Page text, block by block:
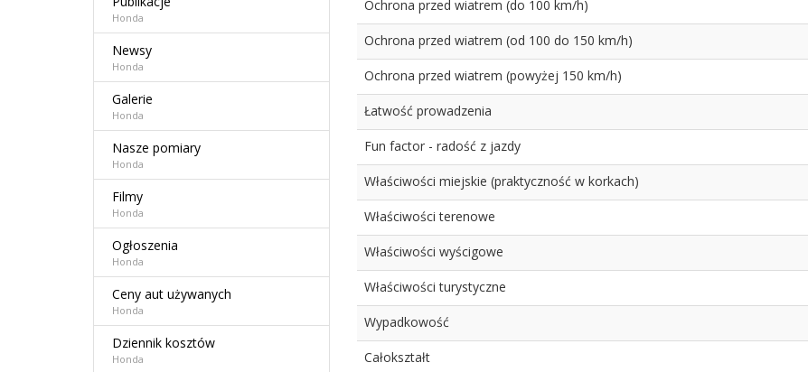
Honda
Newsy
Honda
Galerie
Honda
Nasze pomiary
Honda
Filmy
Honda
Ogłoszenia
Honda
Ceny aut używanych
Honda
Dziennik kosztów
Honda
Ochrona przed wiatrem (do 100 km/h)
Ochrona przed wiatrem (od 100 do 150 km/h)
Ochrona przed wiatrem (powyżej 150 km/h)
Łatwość prowadzenia
Fun factor - radość z jazdy
Właściwości miejskie (praktyczność w korkach)
Właściwości terenowe
Właściwości wyścigowe
Właściwości turystyczne
Wypadkowość
Całokształt